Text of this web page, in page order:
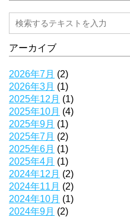
アーカイブ
2026年7月 (2)
2026年3月 (1)
2025年12月 (1)
2025年10月 (4)
2025年9月 (1)
2025年7月 (2)
2025年6月 (1)
2025年4月 (1)
2024年12月 (2)
2024年11月 (2)
2024年10月 (1)
2024年9月 (2)